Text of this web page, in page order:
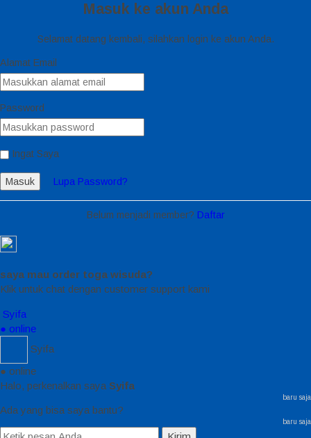
Masuk ke akun Anda
Selamat datang kembali, silahkan login ke akun Anda.
Alamat Email
Password
Ingat Saya
Masuk Lupa Password?
Belum menjadi member? Daftar
saya mau order toga wisuda?
Klik untuk chat dengan customer support kami
Syifa
● online
Syifa
● online
Halo, perkenalkan saya Syifa
baru saja
Ada yang bisa saya bantu?
baru saja